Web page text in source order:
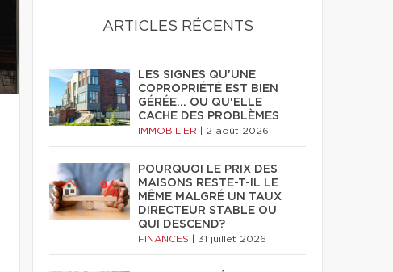
ARTICLES RÉCENTS
LES SIGNES QU'UNE
COPROPRIÉTÉ EST BIEN
GÉRÉE… OU QU'ELLE
CACHE DES PROBLÈMES
IMMOBILIER 2 août 2026
POURQUOI LE PRIX DES
MAISONS RESTE-T-IL LE
MÊME MALGRÉ UN TAUX
DIRECTEUR STABLE OU
QUI DESCEND?
FINANCES 31 juillet 2026